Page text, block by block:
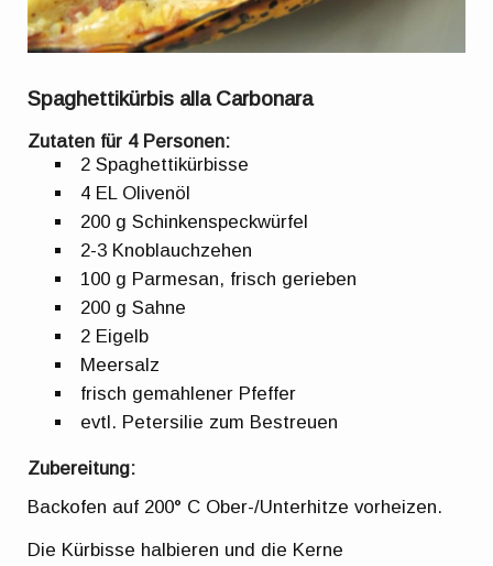
Spaghettikürbis alla Carbonara
Zutaten für 4 Personen:
2 Spaghettikürbisse
4 EL Olivenöl
200 g Schinkenspeckwürfel
2-3 Knoblauchzehen
100 g Parmesan, frisch gerieben
200 g Sahne
2 Eigelb
Meersalz
frisch gemahlener Pfeffer
evtl. Petersilie zum Bestreuen
Zubereitung:
Backofen auf 200° C Ober-/Unterhitze vorheizen.
Die Kürbisse halbieren und die Kerne